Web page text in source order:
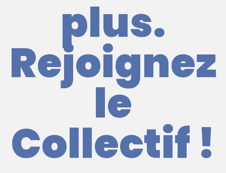
plus.
Rejoignez
le
Collectif !